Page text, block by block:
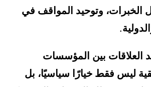
الخبرات، وتوحيد المواقف في
.
العلاقات بين المؤسسات
ليس فقط خيارًا سياسيًا، بل